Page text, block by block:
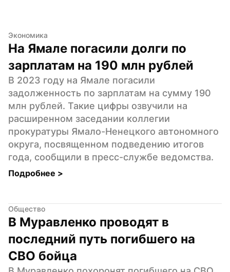
Экономика
На Ямале погасили долги по
зарплатам на 190 млн рублей
В 2023 году на Ямале погасили
задолженность по зарплатам на сумму 190
млн рублей. Такие цифры озвучили на
расширенном заседании коллегии
прокуратуры Ямало-Ненецкого автономного
округа, посвященном подведению итогов
года, сообщили в пресс-службе ведомства.
Подробнее >
Общество
В Муравленко проводят в
последний путь погибшего на
СВО бойца